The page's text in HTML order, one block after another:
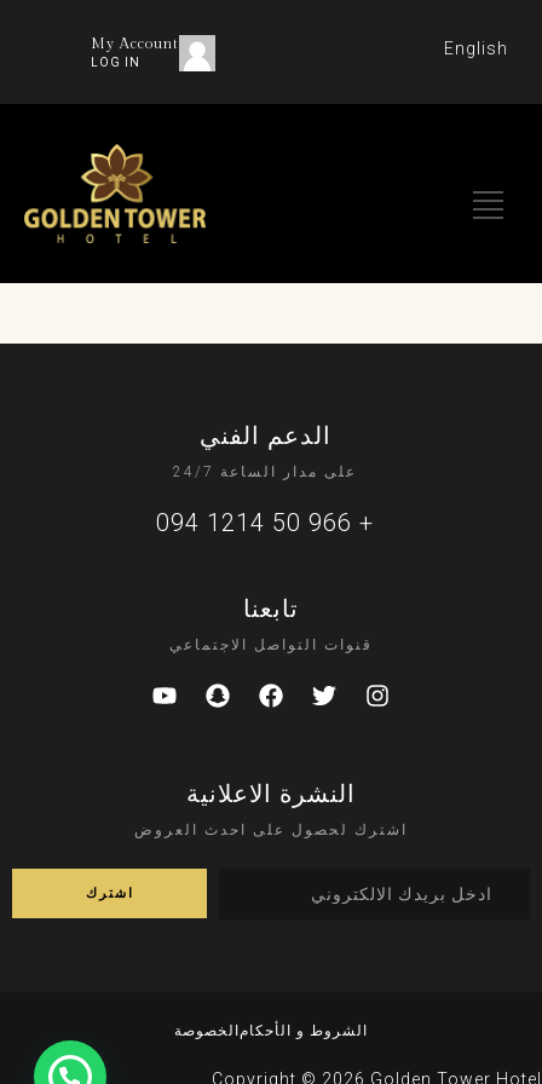
English
My Account
LOG IN
الدعم الفني
على مدار الساعة 24/7
+ 966 50 1214 094
تابعنا
قنوات التواصل الاجتماعي
النشرة الاعلانية
اشترك لحصول على احدث العروض
الشروط و الأحكام الخصوصة